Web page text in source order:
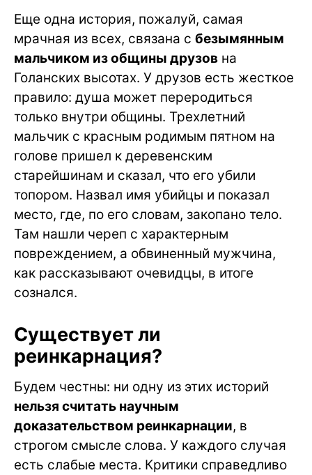
Еще одна история, пожалуй, самая
мрачная из всех, связана с безымянным
мальчиком из общины друзов на
Голанских высотах. У друзов есть жесткое
правило: душа может переродиться
только внутри общины. Трехлетний
мальчик с красным родимым пятном на
голове пришел к деревенским
старейшинам и сказал, что его убили
топором. Назвал имя убийцы и показал
место, где, по его словам, закопано тело.
Там нашли череп с характерным
повреждением, а обвиненный мужчина,
как рассказывают очевидцы, в итоге
сознался.
Существует ли
реинкарнация?
Будем честны: ни одну из этих историй
нельзя считать научным
доказательством реинкарнации, в
строгом смысле слова. У каждого случая
есть слабые места. Критики справедливо